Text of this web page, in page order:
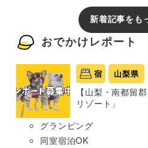
新着記事をも
おでかけレポート
宿 山梨県
【山梨・南都留
リゾート」
グランピング
同室宿泊OK